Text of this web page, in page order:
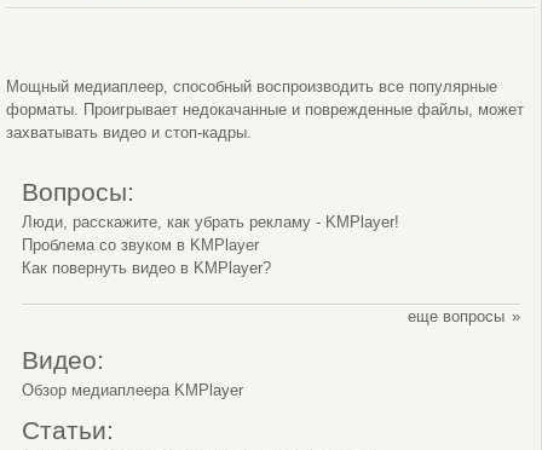
Мощный медиаплеер, способный воспроизводить все популярные
форматы. Проигрывает недокачанные и поврежденные файлы, может
захватывать видео и стоп-кадры.
Вопросы:
Люди, расскажите, как убрать рекламу - KMPlayer!
Проблема со звуком в KMPlayer
Как повернуть видео в KMPlayer?
еще вопросы
Видео:
Обзор медиаплеера KMPlayer
Статьи: